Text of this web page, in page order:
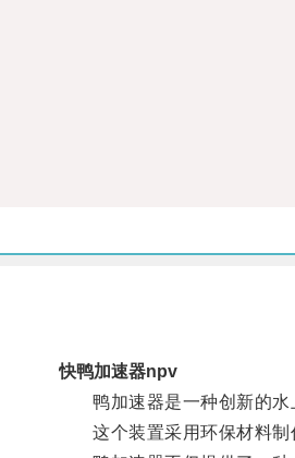
快鸭加速器npv
鸭加速器是一种创新的水
这个装置采用环保材料制